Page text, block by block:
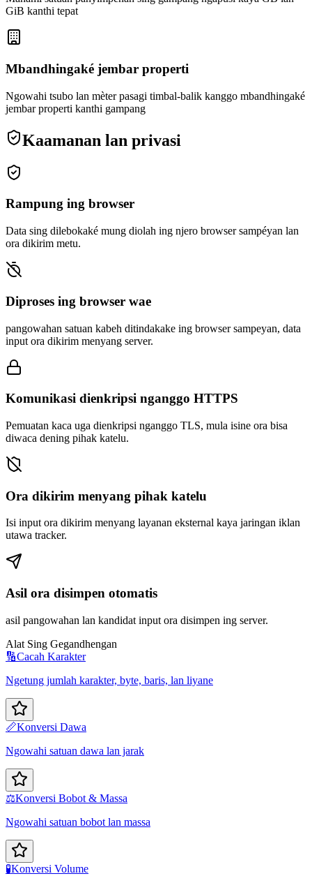
GiB kanthi tepat
Mbandhingaké jembar properti
Ngowahi tsubo lan mèter pasagi timbal-balik kanggo mbandhingaké
jembar properti kanthi gampang
Kaamanan lan privasi
Rampung ing browser
Data sing dilebokaké mung diolah ing njero browser sampéyan lan
ora dikirim metu.
Diproses ing browser wae
pangowahan satuan kabeh ditindakake ing browser sampeyan, data
input ora dikirim menyang server.
Komunikasi dienkripsi nganggo HTTPS
Pemuatan kaca uga dienkripsi nganggo TLS, mula isine ora bisa
diwaca dening pihak katelu.
Ora dikirim menyang pihak katelu
Isi input ora dikirim menyang layanan eksternal kaya jaringan iklan
utawa tracker.
Asil ora disimpen otomatis
asil pangowahan lan kandidat input ora disimpen ing server.
Alat Sing Gegandhengan
🔢Cacah Karakter
Ngetung jumlah karakter, byte, baris, lan liyane
📏Konversi Dawa
Ngowahi satuan dawa lan jarak
⚖️Konversi Bobot & Massa
Ngowahi satuan bobot lan massa
🧪Konversi Volume